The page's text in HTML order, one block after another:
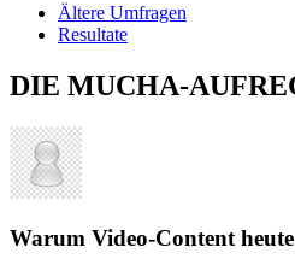
Ältere Umfragen
Resultate
DIE MUCHA-
Warum Video-Content